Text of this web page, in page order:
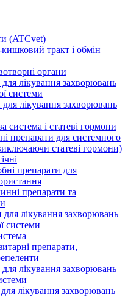
(ATCvet)
тракт і обмін
органи
лікування захворювань
системи
лікування захворювань
система і статеві гормони
препарати для системного
статеві гормони)
препарати для
препарати та
лікування захворювань
системи
препарати,
лікування захворювань
лікування захворювань